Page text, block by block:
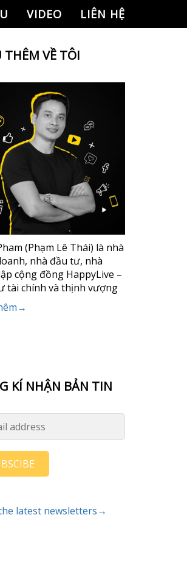
VIDEO LIÊN HỆ
THÊM VỀ TÔI
(Phạm Lê Thái) là nhà
nhà đầu tư, nhà
cộng đồng HappyLive –
tài chính và thịnh vượng
KÍ NHẬN BẢN TIN
latest newsletters→